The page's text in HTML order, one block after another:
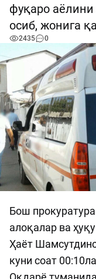
фуқаро аёлини
осиб, жонига
2435 0
Бош
алоқалар ва
Ҳаёт
куни соат